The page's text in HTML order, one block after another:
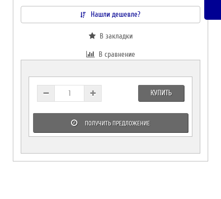
Нашли дешевле?
В закладки
В сравнение
КУПИТЬ
ПОЛУЧИТЬ ПРЕДЛОЖЕНИЕ